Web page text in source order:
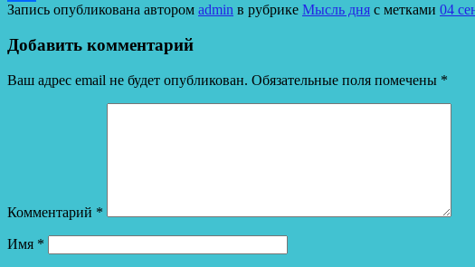
Отправить
Запись опубликована автором admin в рубрике Мысль дня с метками 04
Добавить комментарий
Ваш адрес email не будет опубликован. Обязательные поля помечены *
Комментарий *
Имя *